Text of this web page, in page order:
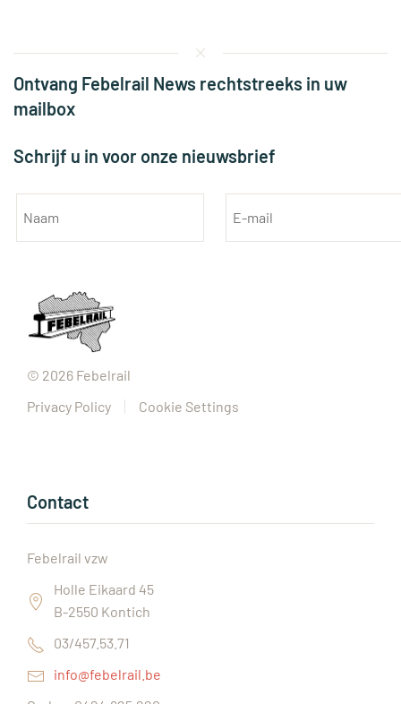
Ontvang Febelrail News rechtstreeks in uw
mailbox
Schrijf u in voor onze nieuwsbrief
© 2026 Febelrail
Privacy Policy
Cookie Settings
Contact
Febelrail vzw
Holle Eikaard 45
B-2550 Kontich
03/457.53.71
info@febelrail.be